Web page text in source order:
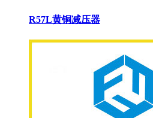
R57L黄铜减压器